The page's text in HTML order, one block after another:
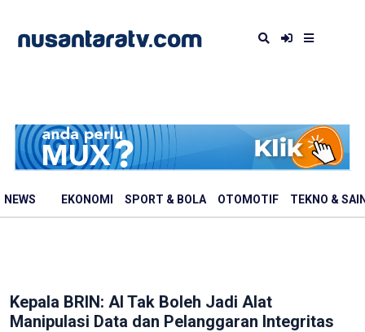
NEWS EKONOMI SPORT & BOLA OTOMOTIF TEKNO &
Kepala BRIN: AI Tak Boleh Jadi Alat
Manipulasi Data dan Pelanggaran Integritas